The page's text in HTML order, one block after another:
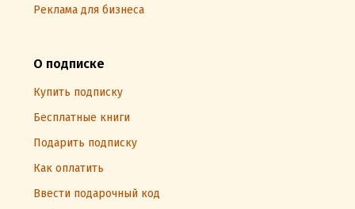
Реклама для бизнеса
О подписке
Купить подписку
Бесплатные книги
Подарить подписку
Как оплатить
Ввести подарочный код